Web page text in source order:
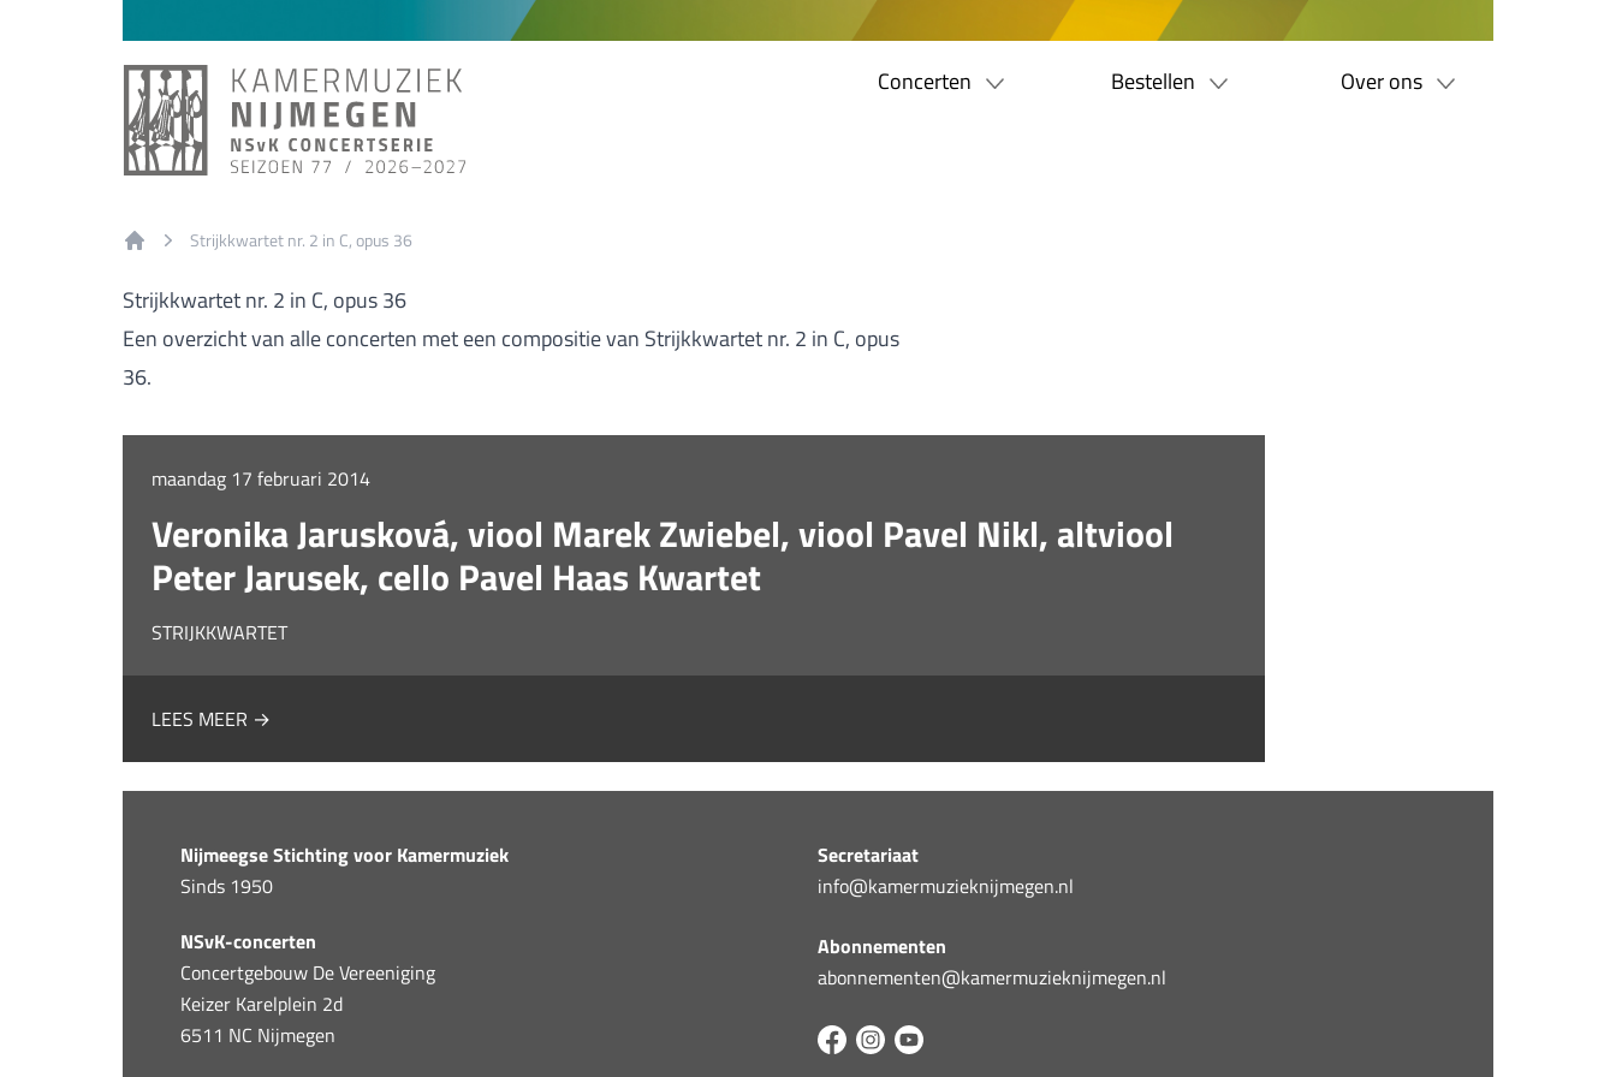
Concerten Bestellen Over ons
Strijkkwartet nr. 2 in C, opus 36
Strijkkwartet nr. 2 in C, opus 36
Een overzicht van alle concerten met een compositie van Strijkkwartet nr. 2 in C, opus
36.
maandag 17 februari 2014
Veronika Jarusková, viool Marek Zwiebel, viool Pavel Nikl, altviool
Peter Jarusek, cello Pavel Haas Kwartet
STRIJKKWARTET
LEES MEER →
Nijmeegse Stichting voor Kamermuziek
Sinds 1950
NSvK-concerten
Concertgebouw De Vereeniging
Keizer Karelplein 2d
6511 NC Nijmegen
Secretariaat
info@kamermuzieknijmegen.nl
Abonnementen
abonnementen@kamermuzieknijmegen.nl